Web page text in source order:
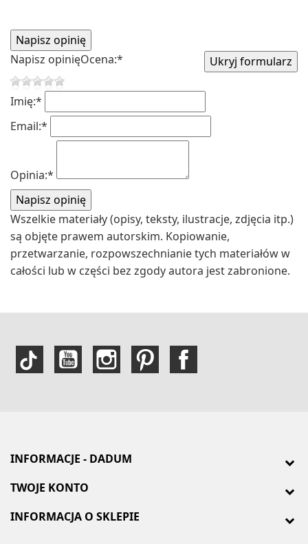
Napisz opinięOcena:*
Imię:*
Email:*
Opinia:*
Wszelkie materiały (opisy, teksty, ilustracje, zdjęcia itp.)
są objęte prawem autorskim. Kopiowanie,
przetwarzanie, rozpowszechnianie tych materiałów w
całości lub w części bez zgody autora jest zabronione.
INFORMACJE - DADUM
TWOJE KONTO
INFORMACJA O SKLEPIE